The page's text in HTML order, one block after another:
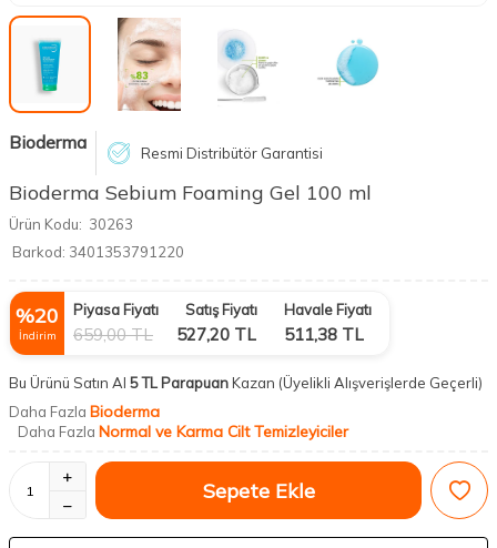
Bioderma Resmi Distribütör Garantisi
Bioderma Sebium Foaming Gel 100 ml
Ürün Kodu: 30263
Barkod: 3401353791220
%20
İndirim
Piyasa Fiyatı
659,00TL
Satış Fiyatı
527,20 TL
Havale Fiyatı
511,38 TL
Bu Ürünü Satın Al 5 TL ParapuanKazan (Üyelikli Alışverişlerde Geçerli)
Daha Fazla Bioderma
Daha Fazla Normal ve Karma Cilt Temizleyiciler
Sepete Ekle